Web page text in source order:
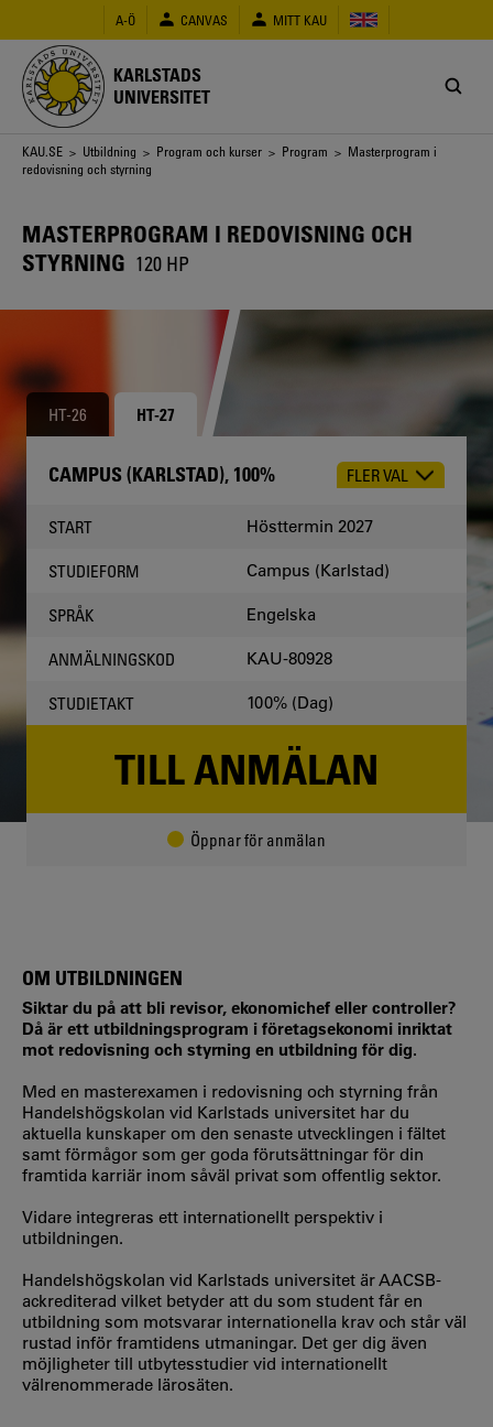
huvudinnehåll
A-Ö CANVAS MITT KAU
KARLSTADS
UNIVERSITET
Länkstig
KAU.SE > Utbildning > Program och kurser > Program > Masterprogram i
redovisning och styrning
MASTERPROGRAM I REDOVISNING OCH
STYRNING 120 HP
HT-26 HT-27
CHOOSE
CAMPUS (KARLSTAD), 100% FLER VAL
START Hösttermin 2027
STUDIEFORM Campus (Karlstad)
SPRÅK Engelska
ANMÄLNINGSKOD KAU-80928
STUDIETAKT 100% (Dag)
TILL ANMÄLAN
Öppnar för anmälan
OM UTBILDNINGEN
Siktar du på att bli revisor, ekonomichef eller controller?
Då är ett utbildningsprogram i företagsekonomi inriktat
mot redovisning och styrning en utbildning för dig.
Med en masterexamen i redovisning och styrning från
Handelshögskolan vid Karlstads universitet har du
aktuella kunskaper om den senaste utvecklingen i fältet
samt förmågor som ger goda förutsättningar för din
framtida karriär inom såväl privat som offentlig sektor.
Vidare integreras ett internationellt perspektiv i
utbildningen.
Handelshögskolan vid Karlstads universitet är AACSB-
ackrediterad vilket betyder att du som student får en
utbildning som motsvarar internationella krav och står väl
rustad inför framtidens utmaningar. Det ger dig även
möjligheter till utbytesstudier vid internationellt
välrenommerade lärosäten.